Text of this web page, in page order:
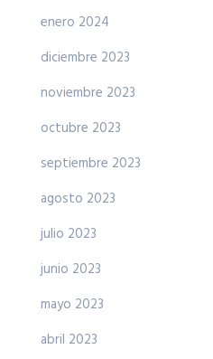
enero 2024
diciembre 2023
noviembre 2023
octubre 2023
septiembre 2023
agosto 2023
julio 2023
junio 2023
mayo 2023
abril 2023